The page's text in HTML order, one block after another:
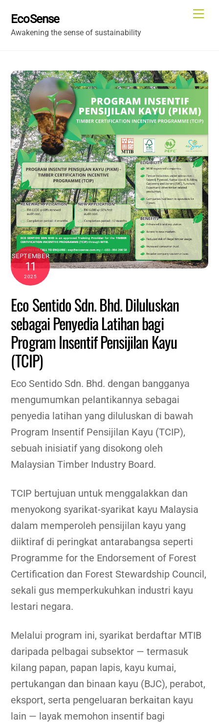
EcoSense
Awakening the sense of sustainability
SEPTEMBER
11
2025
Eco Sentido Sdn. Bhd. Diluluskan
sebagai Penyedia Latihan bagi
Program Insentif Pensijilan Kayu
(TCIP)
Eco Sentido Sdn. Bhd. dengan bangganya
mengumumkan pelantikannya sebagai
penyedia latihan yang diluluskan di bawah
Program Insentif Pensijilan Kayu (TCIP),
sebuah inisiatif yang disokong oleh
Malaysian Timber Industry Board.
TCIP bertujuan untuk menggalakkan dan
menyokong syarikat-syarikat kayu Malaysia
dalam memperoleh pensijilan kayu yang
diiktiraf di peringkat antarabangsa seperti
Programme for the Endorsement of Forest
Certification dan Forest Stewardship Council,
sekali gus memperkukuhkan industri kayu
lestari negara.
Melalui program ini, syarikat berdaftar MTIB
daripada pelbagai subsektor — termasuk
kilang papan, papan lapis, kayu kumai,
pertukangan dan binaan kayu (BJC), perabot,
eksport, serta pengeluaran berkaitan kayu
lain — layak memohon insentif bagi